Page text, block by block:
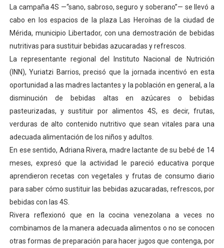
Cuerpos de Seguridad activaron operativos nocturnos
La campaña 4S —“sano, sabroso, seguro y soberano”— se llevó a
cabo en los espacios de la plaza Las Heroínas de la ciudad de
Mérida, municipio Libertador, con una demostración de bebidas
nutritivas para sustituir bebidas azucaradas y refrescos.
La representante regional del Instituto Nacional de Nutrición
(INN), Yuriatzi Barrios, precisó que la jornada incentivó en esta
oportunidad a las madres lactantes y la población en general, a la
disminución de bebidas altas en azúcares o bebidas
pasteurizadas, y sustituir por alimentos 4S, es decir, frutas,
verduras de alto contenido nutritivo que sean vitales para una
adecuada alimentación de los niños y adultos.
En ese sentido, Adriana Rivera, madre lactante de su bebé de 14
meses, expresó que la actividad le pareció educativa porque
aprendieron recetas con vegetales y frutas de consumo diario
para saber cómo sustituir las bebidas azucaradas, refrescos, por
bebidas con las 4S.
Rivera reflexionó que en la cocina venezolana a veces no
combinamos de la manera adecuada alimentos o no se conocen
otras formas de preparación para hacer jugos que contenga, por